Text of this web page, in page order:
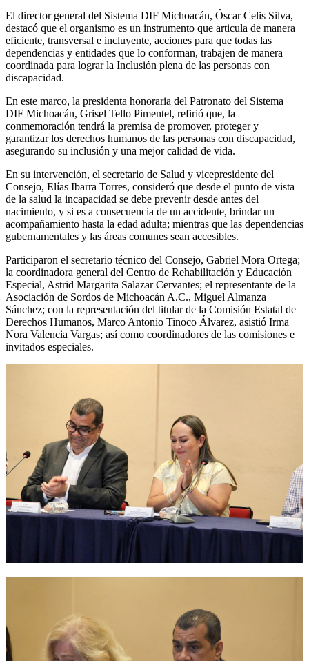
El director general del Sistema DIF Michoacán, Óscar Celis Silva,
destacó que el organismo es un instrumento que articula de manera
eficiente, transversal e incluyente, acciones para que todas las
dependencias y entidades que lo conforman, trabajen de manera
coordinada para lograr la Inclusión plena de las personas con
discapacidad.
En este marco, la presidenta honoraria del Patronato del Sistema
DIF Michoacán, Grisel Tello Pimentel, refirió que, la
conmemoración tendrá la premisa de promover, proteger y
garantizar los derechos humanos de las personas con discapacidad,
asegurando su inclusión y una mejor calidad de vida.
En su intervención, el secretario de Salud y vicepresidente del
Consejo, Elías Ibarra Torres, consideró que desde el punto de vista
de la salud la incapacidad se debe prevenir desde antes del
nacimiento, y si es a consecuencia de un accidente, brindar un
acompañamiento hasta la edad adulta; mientras que las dependencias
gubernamentales y las áreas comunes sean accesibles.
Participaron el secretario técnico del Consejo, Gabriel Mora Ortega;
la coordinadora general del Centro de Rehabilitación y Educación
Especial, Astrid Margarita Salazar Cervantes; el representante de la
Asociación de Sordos de Michoacán A.C., Miguel Almanza
Sánchez; con la representación del titular de la Comisión Estatal de
Derechos Humanos, Marco Antonio Tinoco Álvarez, asistió Irma
Nora Valencia Vargas; así como coordinadores de las comisiones e
invitados especiales.